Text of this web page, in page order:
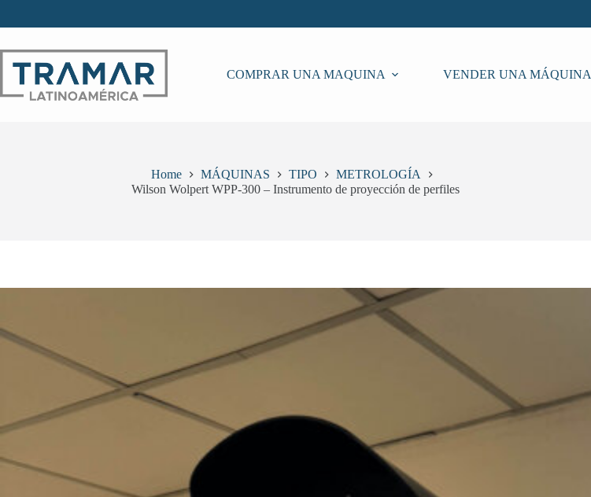
COMPRAR UNA MAQUINA VENDER UNA MÁQUINA
Home MÁQUINAS TIPO
METROLOGÍA
Wilson Wolpert WPP-300 – Instrumento de proyección de perfiles